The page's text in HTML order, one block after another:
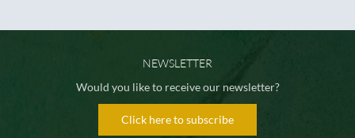
NEWSLETTER
Would you like to receive our newsletter?
Click here to subscribe